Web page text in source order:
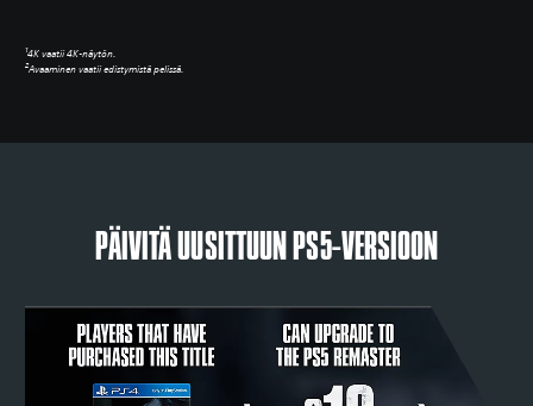
14K vaatii 4K-näytön.
2Avaaminen vaatii edistymistä pelissä.
PÄIVITÄ UUSITTUUN PS5-VERSIOON